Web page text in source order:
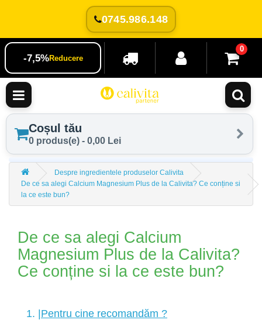
0745.986.148
-7,5%Reducere
0
Coșul tău
0 produs(e) - 0,00 Lei
Despre ingredientele produselor Calivita
De ce sa alegi Calcium Magnesium Plus de la Calivita? Ce conține si
la ce este bun?
De ce sa alegi Calcium
Magnesium Plus de la Calivita?
Ce conține si la ce este bun?
1. | Pentru cine recomandăm ?